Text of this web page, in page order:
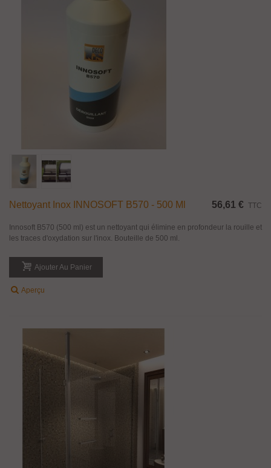
Nettoyant Inox INNOSOFT B570 - 500 Ml 56,61 € TTC
Innosoft B570 (500 ml) est un nettoyant qui élimine en profondeur la rouille et
les traces d'oxydation sur l'inox. Bouteille de 500 ml.
Ajouter Au Panier
Aperçu